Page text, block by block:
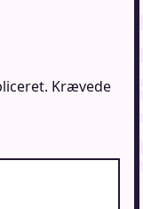
Krævede